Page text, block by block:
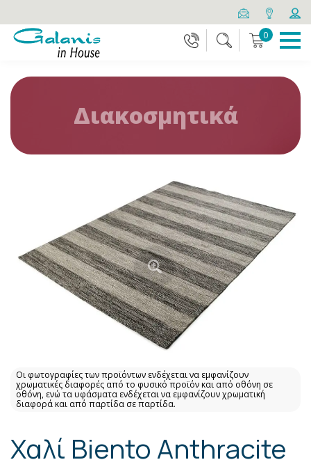
0
Διακοσμητικά
Οι φωτογραφίες των προϊόντων ενδέχεται να εμφανίζουν
χρωματικές διαφορές από το φυσικό προϊόν και από οθόνη σε
οθόνη, ενώ τα υφάσματα ενδέχεται να εμφανίζουν χρωματική
διαφορά και από παρτίδα σε παρτίδα.
Χαλί Biento Anthracite